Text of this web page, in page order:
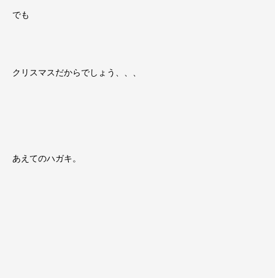
でも
クリスマスだからでしょう、、、
あえてのハガキ。